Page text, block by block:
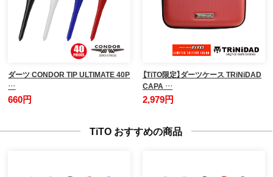
ダーツ CONDOR TIP ULTIMATE 40P
…
660円
【TiTO限定】ダーツケース TRiNiDAD
CAPA …
2,979円
TiTO おすすめの商品